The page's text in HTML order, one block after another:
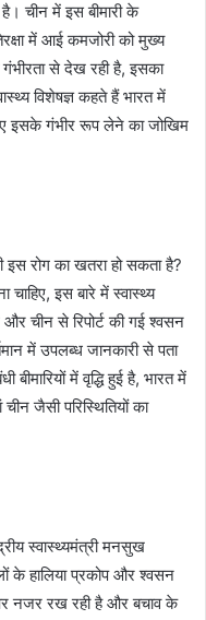
है। चीन में इस बीमारी के
में आई कमजोरी को मुख्य
गंभीरता से देख रही है, इसका
विशेषज्ञ कहते हैं भारत में
इसके गंभीर रूप लेने का जोखिम
रोग का खतरा हो सकता है?
चाहिए, इस बारे में स्वास्थ्य
चीन से रिपोर्ट की गई श्वसन
में उपलब्ध जानकारी से पता
में वृद्धि हुई है, भारत में
जैसी परिस्थितियों का
स्वास्थ्यमंत्री मनसुख
के हालिया प्रकोप और श्वसन
पर नजर रख रही है और बचाव के